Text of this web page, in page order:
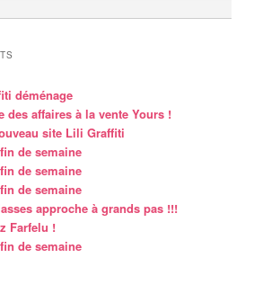
déménage
des affaires à la vente Yours !
site Lili Graffiti
de semaine
de semaine
de semaine
approche à grands pas !!!
Farfelu !
de semaine